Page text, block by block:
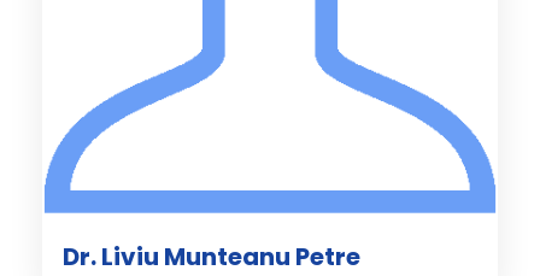
Dr. Liviu Munteanu Petre